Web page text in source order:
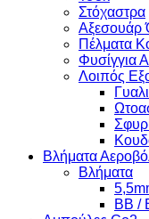
Στόχαστρα
Αξεσουάρ
Πέλματα
Φυσίγγια
Λοιπός
Βλήματα
Βλήματα
BB /